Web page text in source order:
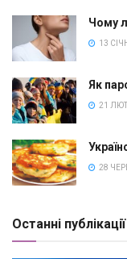
Чому
13
Як
21
28
Останні публікації